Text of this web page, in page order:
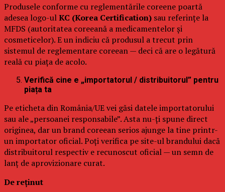
Produsele conforme cu reglementările coreene poartă
adesea logo-ulKC (Korea Certification) sau referințe la
MFDS (autoritatea coreeană a medicamentelor și
cosmeticelor). E un indiciu că produsul a trecut prin
sistemul de reglementare coreean — deci că are o legătură
reală cu piața de acolo.
Verifică cine e „importatorul / distribuitorul” pentru
piața ta
Pe eticheta din România/UE vei găsi datele importatorului
sau ale „persoanei responsabile”. Asta nu-ți spune direct
originea, dar un brand coreean serios ajunge la tine printr-
un importator oficial. Poți verifica pe site-ul brandului dacă
distribuitorul respectiv e recunoscut oficial — un semn de
lanț de aprovizionare curat.
De reținut